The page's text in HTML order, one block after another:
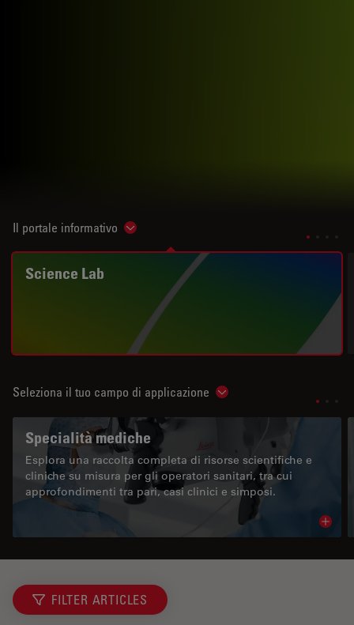
Il portale informativo Show subnavigation
Science Lab
Seleziona il tuo campo di applicazione Show subnavigation
Specialità mediche
Esplora una raccolta completa di risorse scientifiche e
cliniche su misura per gli operatori sanitari, tra cui
approfondimenti tra pari, casi clinici e simposi.
FILTER ARTICLES